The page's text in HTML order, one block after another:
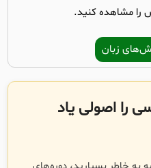
مشاهده کنید.
زبان
را اصولی یاد